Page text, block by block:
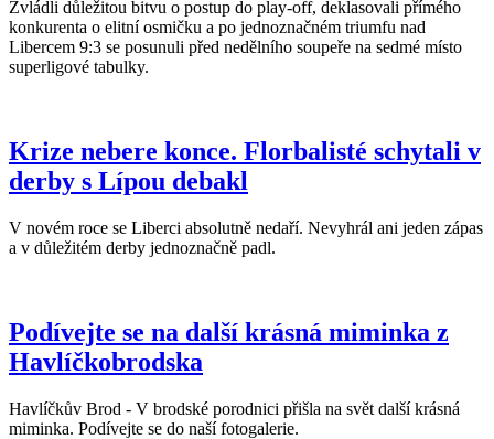
Zvládli důležitou bitvu o postup do play-off, deklasovali přímého
konkurenta o elitní osmičku a po jednoznačném triumfu nad
Libercem 9:3 se posunuli před nedělního soupeře na sedmé místo
superligové tabulky.
Krize nebere konce. Florbalisté schytali v
derby s Lípou debakl
V novém roce se Liberci absolutně nedaří. Nevyhrál ani jeden zápas
a v důležitém derby jednoznačně padl.
Podívejte se na další krásná miminka z
Havlíčkobrodska
Havlíčkův Brod - V brodské porodnici přišla na svět další krásná
miminka. Podívejte se do naší fotogalerie.